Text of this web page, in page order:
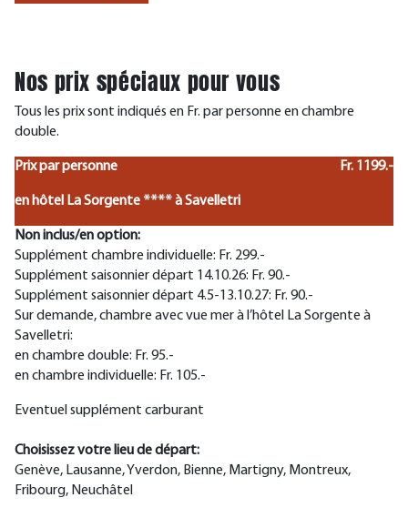
Nos prix spéciaux pour vous
Tous les prix sont indiqués en Fr. par personne en chambre
double.
Prix par personne Fr. 1199.-
en hôtel La Sorgente **** à Savelletri
Non inclus/en option:
Supplément chambre individuelle: Fr. 299.-
Supplément saisonnier départ 14.10.26: Fr. 90.-
Supplément saisonnier départ 4.5-13.10.27: Fr. 90.-
Sur demande, chambre avec vue mer à l’hôtel La Sorgente à
Savelletri:
en chambre double: Fr. 95.-
en chambre individuelle: Fr. 105.-
Eventuel supplément carburant
Choisissez votre lieu de départ:
Genève, Lausanne, Yverdon, Bienne, Martigny, Montreux,
Fribourg, Neuchâtel